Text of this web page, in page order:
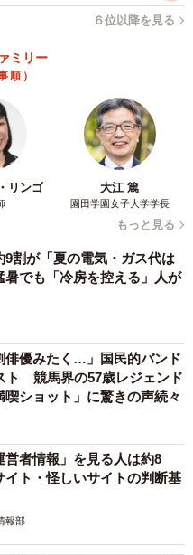
パチかさんのX動画より抜粋
収められた動画。以前に
しぶりにPC内の映像を整
改めて投稿したところ大
のコメントが寄せられて
ろい笑」
６位以降を見る
ミリー
順）
リンゴ 大江 篤
園田学園女子大学学長
もっと見る
9割が「夏の電気・ガス代は
でも「冷房を控える」人が
俳優みたく…」国民的バンド
ト 競馬界の57歳レジェンド
喫ショット」に驚きの声続々
営者情報」を見る人は約8
ト・怪しいサイトの判断基
報部